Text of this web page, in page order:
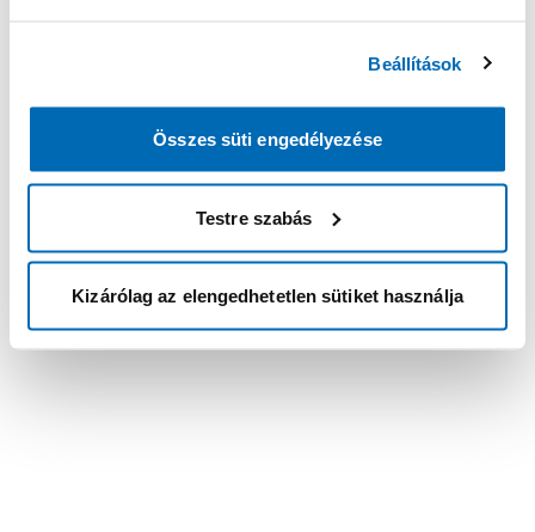
Beállítások
Összes süti engedélyezése
Testre szabás
Kizárólag az elengedhetetlen sütiket használja